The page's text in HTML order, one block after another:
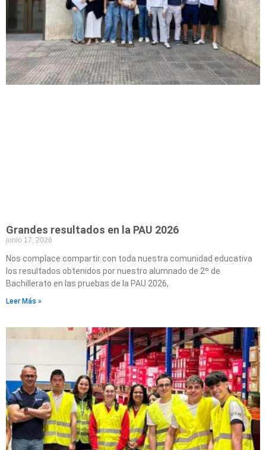
Grandes resultados en la PAU 2026
junio 17, 2026
Nos complace compartir con toda nuestra comunidad educativa
los resultados obtenidos por nuestro alumnado de 2º de
Bachillerato en las pruebas de la PAU 2026,
Leer Más »